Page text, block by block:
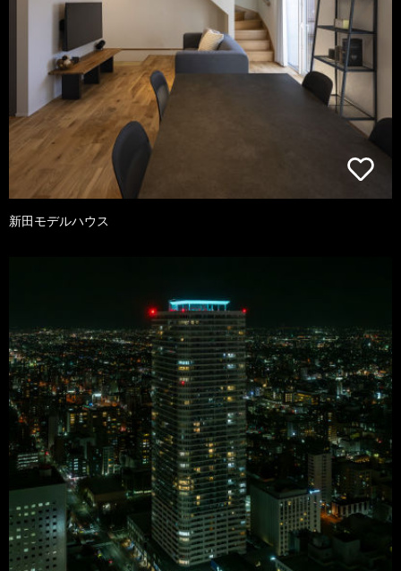
新田モデルハウス